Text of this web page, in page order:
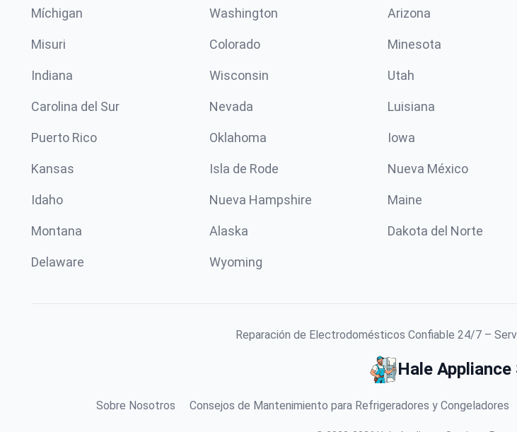
Míchigan Washington Arizona
Misuri Colorado Minesota
Indiana Wisconsin Utah
Carolina del Sur Nevada Luisiana
Puerto Rico Oklahoma Iowa
Kansas Isla de Rode Nueva México
Idaho Nueva Hampshire Maine
Montana Alaska Dakota del Norte
Delaware Wyoming
Reparación de Electrodomésticos Confiable 24/7 –
Hale
Sobre Nosotros Consejos de Mantenimiento para Refrigeradores y Congeladores